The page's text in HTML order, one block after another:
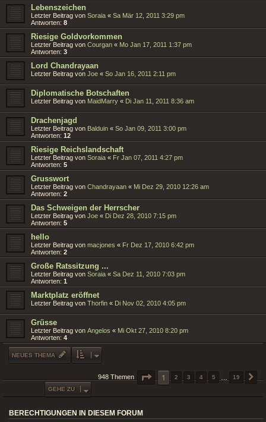
Lebenszeichen
Letzter Beitrag von Soraia « Sa Mär 12, 2011 3:29 pm
Antworten: 8
Riesige Goldvorkommen
Letzter Beitrag von Courgan « Mo Jan 17, 2011 1:37 pm
Antworten: 3
Lord Chandrayaan
Letzter Beitrag von Joe « So Jan 16, 2011 2:11 pm
Diplomatische Botschaften
Letzter Beitrag von MaidMarry « Di Jan 11, 2011 8:36 am
Drachenjagd
Letzter Beitrag von Balduin « So Jan 09, 2011 3:00 pm
Antworten: 12
Riesige Reichslandschaft
Letzter Beitrag von Soraia « Fr Jan 07, 2011 4:27 pm
Antworten: 5
Grusswort
Letzter Beitrag von Chandrayaan « Mi Dez 29, 2010 12:26 am
Antworten: 2
Das Schweigen der Herrscher
Letzter Beitrag von Joe « Di Dez 28, 2010 7:15 pm
Antworten: 5
hello
Letzter Beitrag von macjones « Fr Dez 17, 2010 6:42 pm
Antworten: 2
Große Ratssitzung ...
Letzter Beitrag von Soraia « Sa Dez 11, 2010 7:03 pm
Antworten: 1
Marktplatz eröffnet
Letzter Beitrag von Thorfin « Di Nov 02, 2010 4:05 pm
Grüsse
Letzter Beitrag von Angelos « Mi Okt 27, 2010 8:20 pm
Antworten: 4
NEUES THEMA
948 Themen SEITE 1VON
1 2 3 4 5 19
GEHE ZU
BERECHTIGUNGEN IN DIESEM FORUM